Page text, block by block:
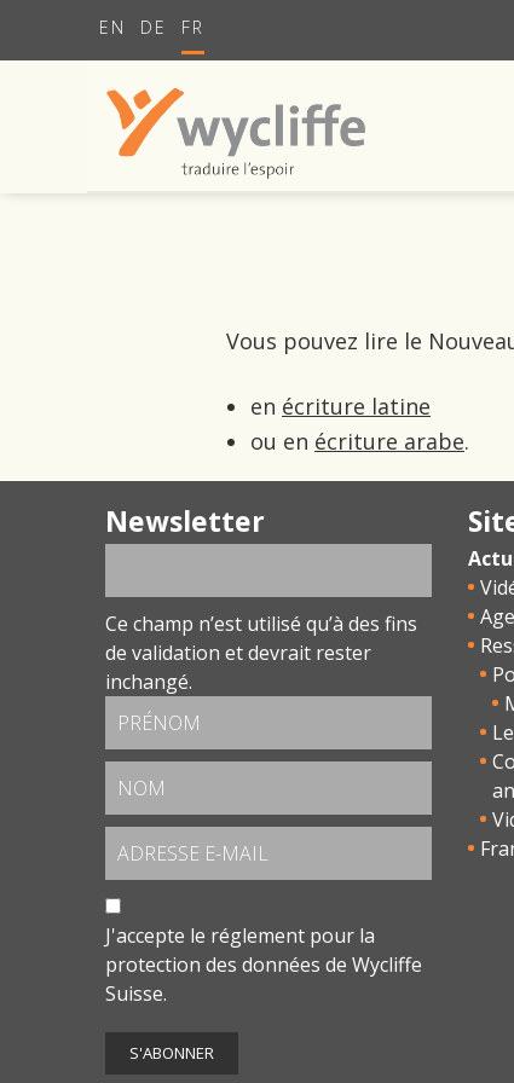
EN DE FR
Vous pouvez lire le
en écriture latine
ou en écriture arabe.
Newsletter
Ce champ n’est utilisé qu’à des fins
de validation et devrait rester
inchangé.
J'accepte le réglement pour la
protection des données de Wycliffe
Suisse.